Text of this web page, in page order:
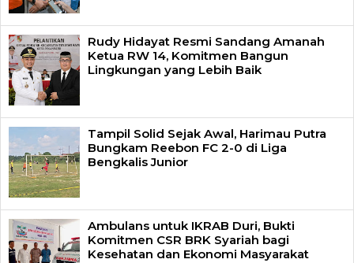
Rudy Hidayat Resmi Sandang Amanah
Ketua RW 14, Komitmen Bangun
Lingkungan yang Lebih Baik
Tampil Solid Sejak Awal, Harimau Putra
Bungkam Reebon FC 2-0 di Liga
Bengkalis Junior
Ambulans untuk IKRAB Duri, Bukti
Komitmen CSR BRK Syariah bagi
Kesehatan dan Ekonomi Masyarakat